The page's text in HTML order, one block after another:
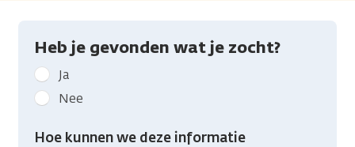
Heb je gevonden wat je zocht?
Geef
kanker.nl
feedback:
Heb
Ja
Nee
Hoe kunnen we deze informatie